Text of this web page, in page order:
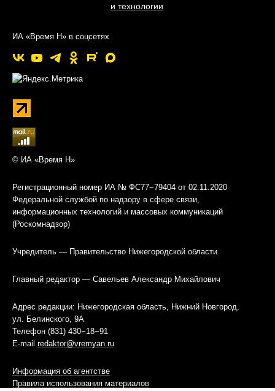
и технологии
ИА «Время Н» в соцсетях
© ИА «Время Н»
Регистрационный номер ИА № ФС77−79404 от 02.11.2020
Федеральной службой по надзору в сфере связи,
информационных технологий и массовых коммуникаций
(Роскомнадзор)
Учредитель — Правительство Нижегородской области
Главный редактор — Савельев Александр Михайлович
Адрес редакции: Нижегородская область, Нижний Новгород,
ул. Белинского, 9А
Телефон (831) 430−18−91
E-mail redaktor@vremyan.ru
Информация об агентстве
Правила использования материалов